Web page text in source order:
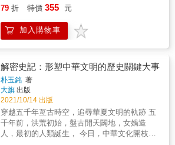
神，體現出「死容易，活著更難」的義士擔
擇，也讓現代讀者重新反思何謂忠誠與背叛、
堅守與妥協。▎政權、改革與思想控制 書
中對中國古代改革的探討具有高度現實意義，
對比。作者指出，改革雖是歷史必然，但其過
程與方法決定成敗與代價。趙武靈王採取漸進
式溝通、以理服人，最終成功改變社會；而商
鞅以高壓鐵血推動新法，結果死於車裂。此
外，書中也批判秦始皇與李斯焚書坑儒、壓制
思想自由的專制模式，強調任何壓迫思想的政
權，終究無法長久。▎《史記》裡的精神遺
&mdash;&mdash;柏楊‧《中國人史綱》 ◎ 這
本書，給你不一樣的唐朝歷史！ 西元七世紀時
期的世界強國之首 中國歷史上，唯一的正統女
人」、聚集的地方為「唐人街」 唐初，佛教在
中國的影響達到頂峰，也是在此，佛教完全中
國化 ◎ 全方位、新視角、多層面的豐富內容，
讓你一讀就停不下來！ 唐朝（西元618年～907
年），起於高祖李淵，終於哀帝，共二十帝。
唐朝時期，中國的封建社會達到最頂峰， 其中
以唐太宗李世民的「貞觀之治」最為輝煌，
「貞觀之治」創造中國最燦爛的一段歷史
79 折 特價 355 元
加入購物車
解密史記：形塑中華文明的歷史關鍵大事
朴玉銘 著
大旗 出版
2021/10/14 出版
穿越五千年亙古時空，追尋華夏文明的軌跡 五
千年前，洪荒初始，盤古開天闢地，女媧造
人，最初的人類誕生， 今日，中華文化開枝散